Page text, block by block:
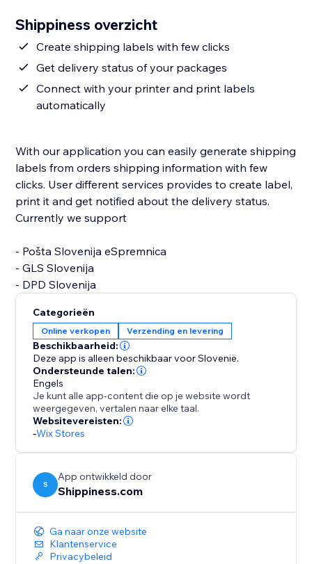
Shippiness overzicht
Create shipping labels with few clicks
Get delivery status of your packages
Connect with your printer and print labels
automatically
With our application you can easily generate shipping
labels from orders shipping information with few
clicks. User different services provides to create label,
print it and get notified about the delivery status.
Currently we support
- Pošta Slovenija eSpremnica
- GLS Slovenija
- DPD Slovenija
Categorieën
Online verkopen Verzending en levering
Beschikbaarheid:
Deze app is alleen beschikbaar voor Slovenië.
Ondersteunde talen:
Engels
Je kunt alle app-content die op je website wordt
weergegeven, vertalen naar elke taal.
Websitevereisten:
-Wix Stores
S
App ontwikkeld door
Shippiness.com
Ga naar onze website
Klantenservice
Privacybeleid